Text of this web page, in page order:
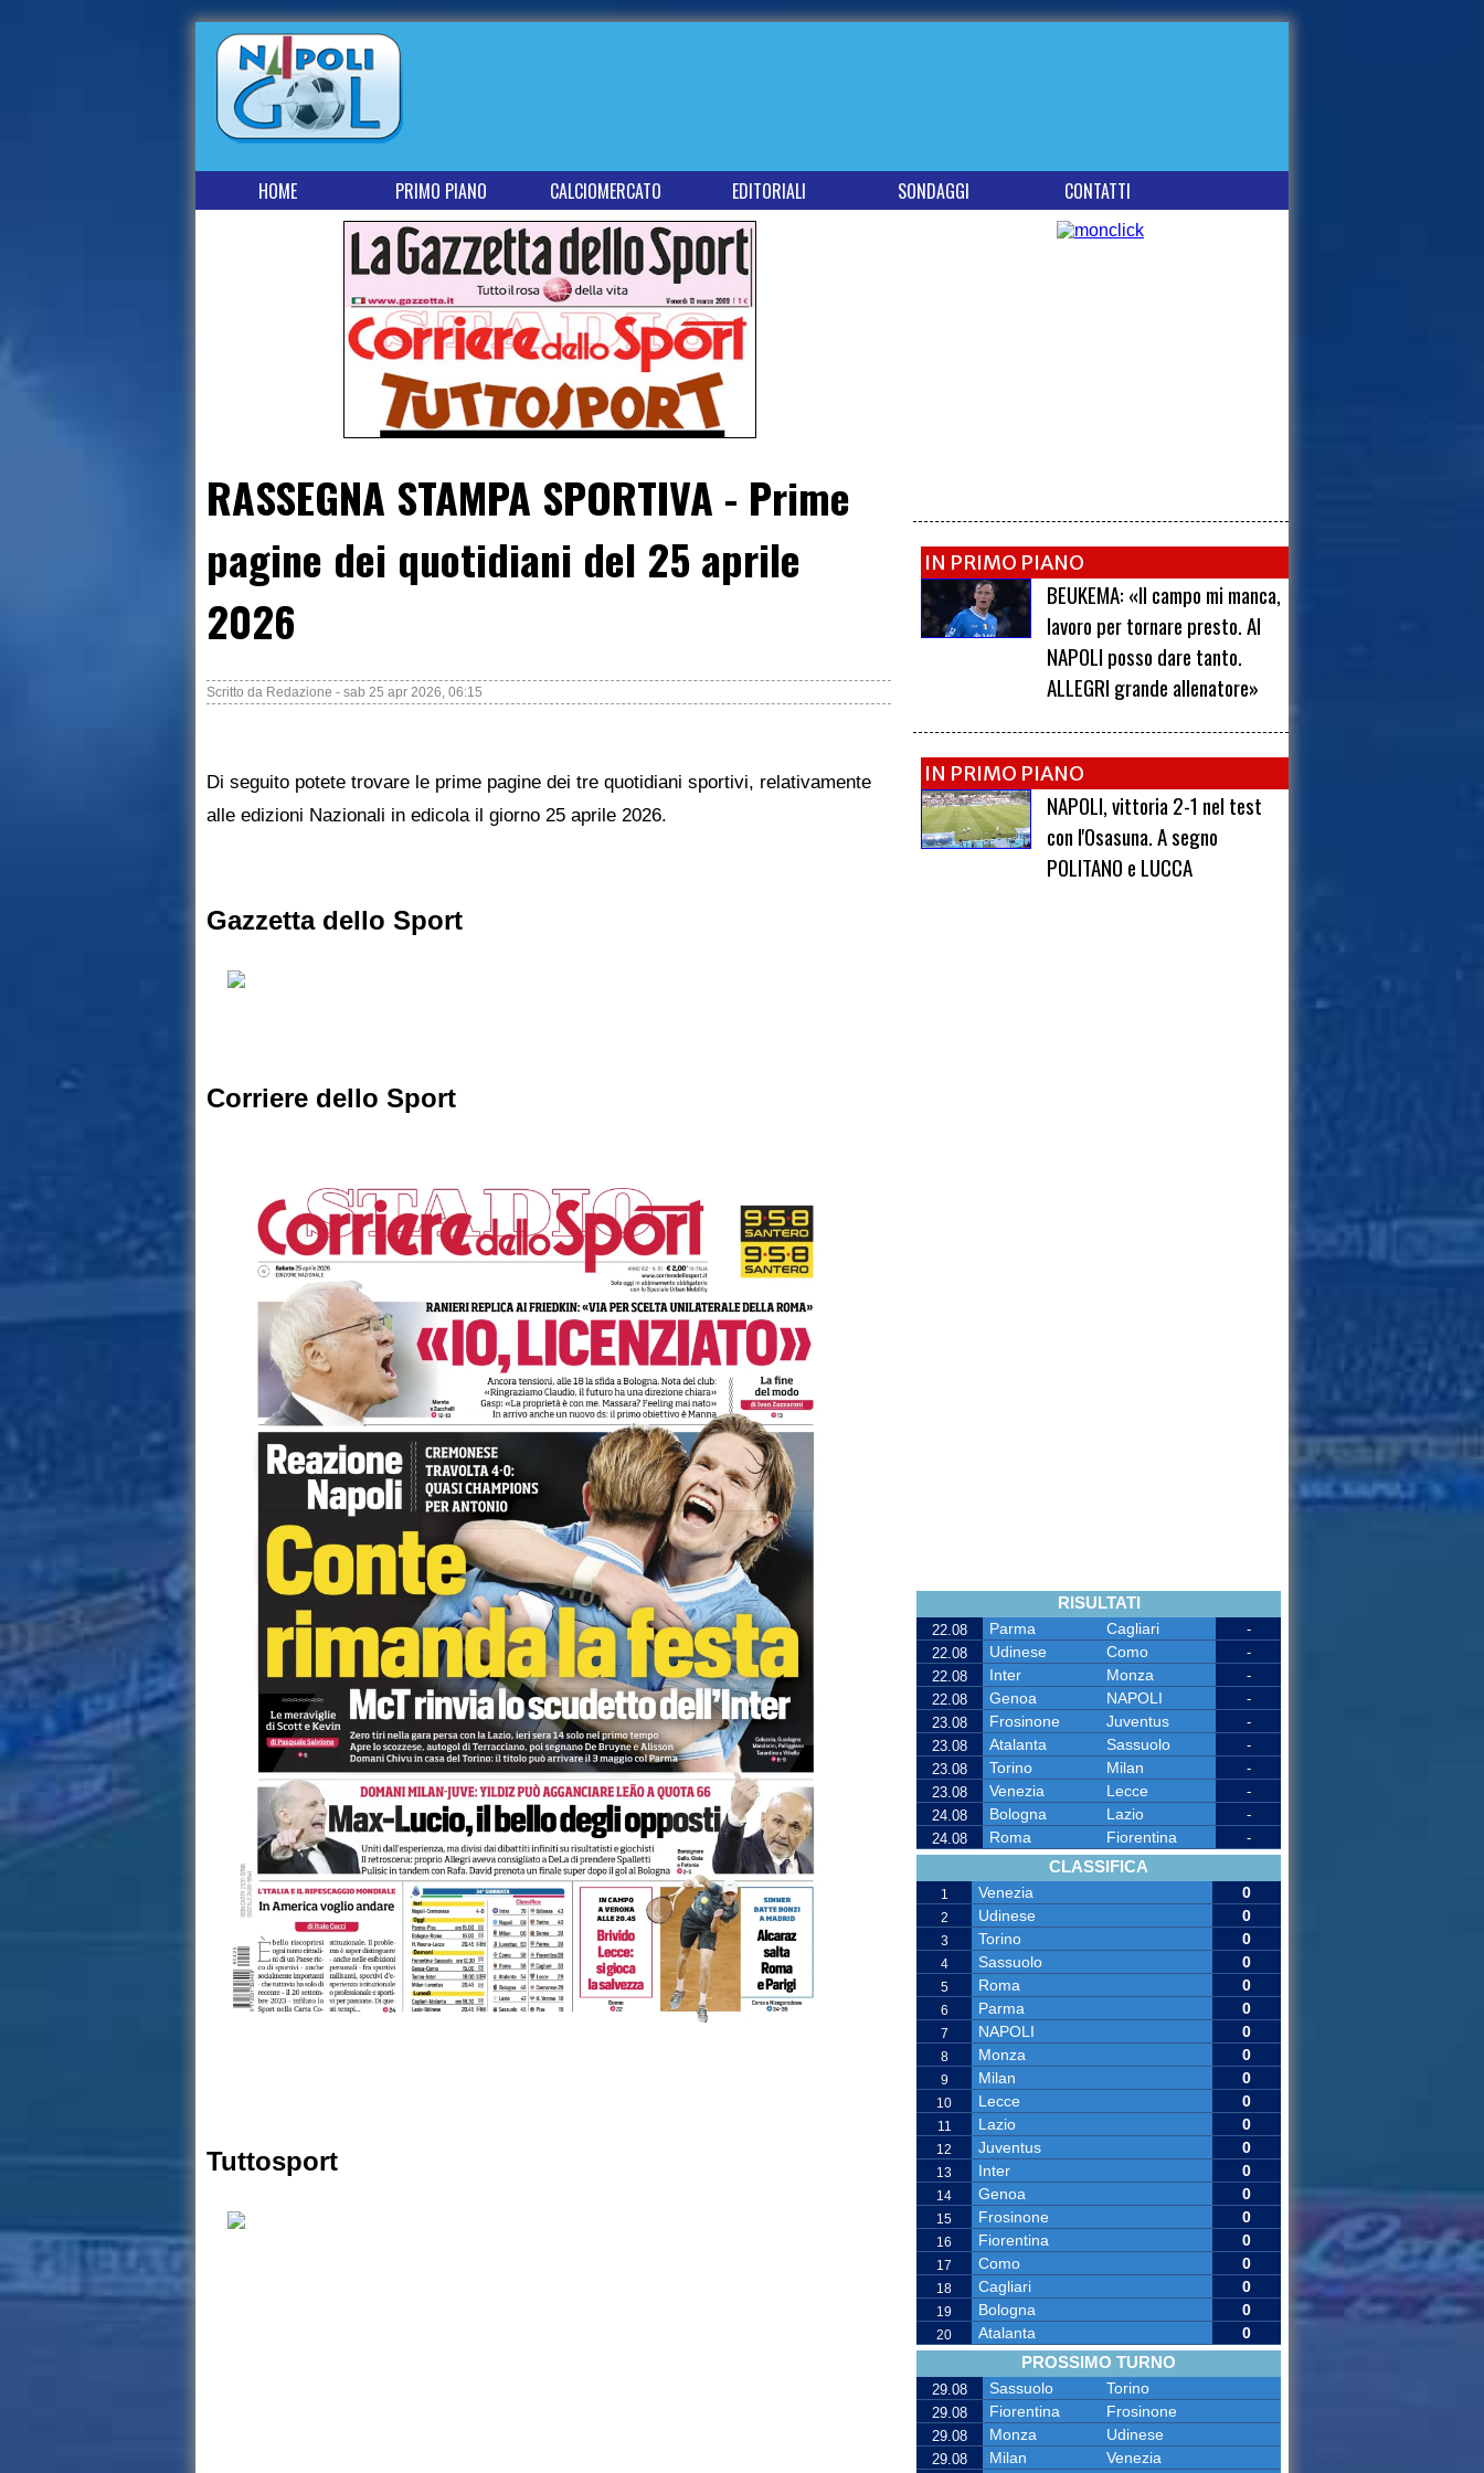
HOME PRIMO PIANO CALCIOMERCATO EDITORIALI SONDAGGI CONTATTI
RASSEGNA STAMPA SPORTIVA - Prime
pagine dei quotidiani del 25 aprile
2026
Scritto da Redazione - sab 25 apr 2026, 06:15
Di seguito potete trovare le prime pagine dei tre quotidiani sportivi, relativamente
alle edizioni Nazionali in edicola il giorno 25 aprile 2026.
Gazzetta dello Sport
Corriere dello Sport
Tuttosport
IN PRIMO PIANO
BEUKEMA: «Il campo mi manca,
lavoro per tornare presto. Al
NAPOLI posso dare tanto.
ALLEGRI grande allenatore»
IN PRIMO PIANO
NAPOLI, vittoria 2-1 nel test
con l'Osasuna. A segno
POLITANO e LUCCA
RISULTATI
22.08 Parma Cagliari
-
22.08
Udinese Como
-
22.08
Inter Monza
-
22.08
Genoa NAPOLI
-
23.08
Frosinone Juventus
-
23.08
Atalanta Sassuolo
-
23.08
Torino Milan
-
23.08
Venezia Lecce
-
24.08
Bologna Lazio
-
24.08
Roma Fiorentina -
CLASSIFICA
1 Venezia 0
2 Udinese 0
3 Torino 0
4 Sassuolo 0
5 Roma 0
6 Parma 0
7 NAPOLI 0
8 Monza 0
9 Milan 0
10 Lecce 0
11 Lazio 0
12 Juventus 0
13 Inter 0
14 Genoa 0
15 Frosinone 0
16 Fiorentina 0
17 Como 0
18 Cagliari 0
19 Bologna 0
20 Atalanta 0
PROSSIMO TURNO
29.08 Sassuolo Torino
29.08 Fiorentina Frosinone
29.08 Monza Udinese
29.08 Milan
Venezia